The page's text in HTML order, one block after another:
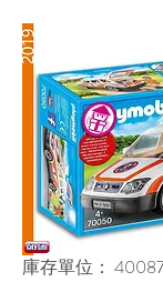
庫存單位：